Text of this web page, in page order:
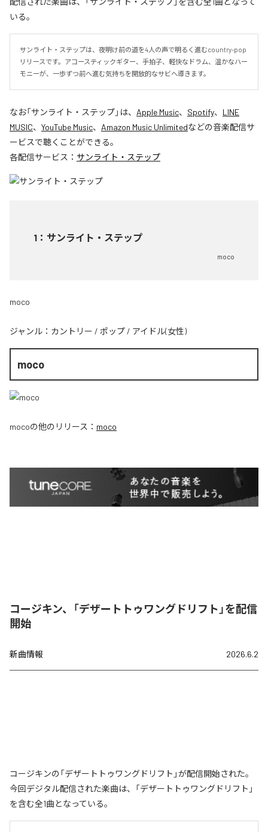
いる。
サンライト・ステップは、夜明け前の道を4人の声で明るく進むcountry-pop
リリースです。アコースティックギター、手拍子、軽快なドラム、温かなハー
モニーが、一歩ずつ前へ進む気持ちを開放的なサビへ導きます。
なお「サンライト・ステップ」は、 Apple Music、 Spotify、 LINE
MUSIC、 YouTube Music、 Amazon Music Unlimitedなどの音楽配信サ
ービスで聴くことができる。
各配信サービス： サンライト・ステップ
1 ： サンライト・ステップ
moco
moco
ジャンル： カントリー / ポップ / アイドル(女性)
moco
mocoの他のリリース： moco
コージキン、「デザートトゥワングドリフト」を配信
開始
新曲情報 2026.6.2
コージキンの「デザートトゥワングドリフト」が配信開始された。
今回デジタル配信された楽曲は、「デザートトゥワングドリフト」
を含む全1曲となっている。